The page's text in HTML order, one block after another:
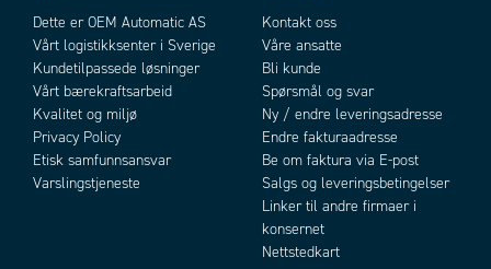
Dette er OEM Automatic AS
Vårt logistikksenter i Sverige
Kundetilpassede løsninger
Vårt bærekraftsarbeid
Kvalitet og miljø
Privacy Policy
Etisk samfunnsansvar
Varslingstjeneste
Kontakt oss
Våre ansatte
Bli kunde
Spørsmål og svar
Ny / endre leveringsadresse
Endre fakturaadresse
Be om faktura via E-post
Salgs og leveringsbetingelser
Linker til andre firmaer i
konsernet
Nettstedkart